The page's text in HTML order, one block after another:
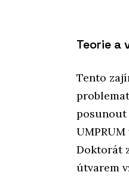
Teorie a
Tento
posunout
Doktorát
útvarem